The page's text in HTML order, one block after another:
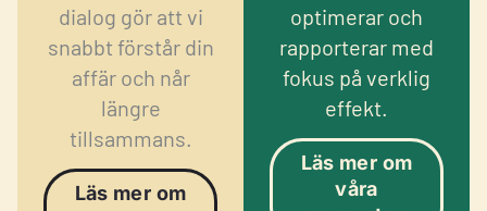
dialog gör att vi
snabbt förstår din
affär och når
längre
tillsammans.
Läs mer om
optimerar och
rapporterar med
fokus på verklig
effekt.
Läs mer om
våra